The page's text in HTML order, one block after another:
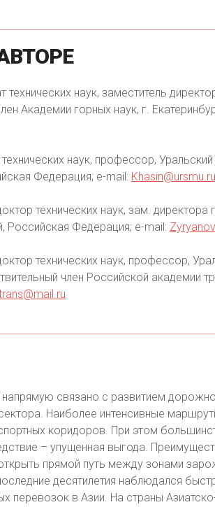
технических наук, заместитель
Академии горных наук, г.
наук, профессор,
Федерация; e-mail: Khasin@ursmu.ru
технических наук, зам. директора
Российская Федерация; e-mail:
технических наук, профессор,
член Российской академии
связано с развитием
Наиболее интенсивные
коридоров. При этом
– упущенная выгода.
прямой путь между зонами
десятилетия наблюдался
перевозок в Азии. На страны